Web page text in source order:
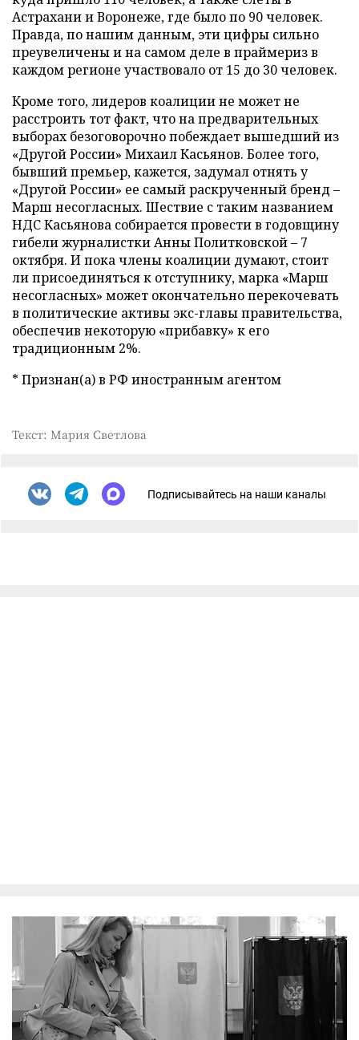
Астрахани и Воронеже, где было по 90 человек.
Правда, по нашим данным, эти цифры сильно
преувеличены и на самом деле в праймериз в
каждом регионе участвовало от 15 до 30 человек.
Кроме того, лидеров коалиции не может не
расстроить тот факт, что на предварительных
выборах безоговорочно побеждает вышедший из
«Другой России» Михаил Касьянов. Более того,
бывший премьер, кажется, задумал отнять у
«Другой России» ее самый раскрученный бренд –
Марш несогласных. Шествие с таким названием
НДС Касьянова собирается провести в годовщину
гибели журналистки Анны Политковской – 7
октября. И пока члены коалиции думают, стоит
ли присоединяться к отступнику, марка «Марш
несогласных» может окончательно перекочевать
в политические активы экс-главы правительства,
обеспечив некоторую «прибавку» к его
традиционным 2%.
* Признан(а) в РФ иностранным агентом
Текст: Мария Светлова
Подписывайтесь на наши каналы